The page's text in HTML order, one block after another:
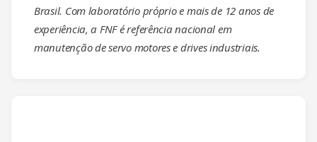
Brasil. Com laboratório próprio e mais de 12 anos de
experiência, a FNF é referência nacional em
manutenção de servo motores e drives industriais.